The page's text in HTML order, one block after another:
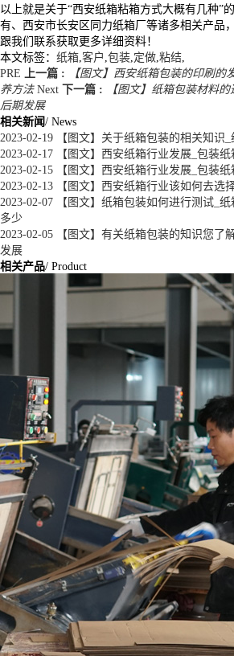
以上就是关于“西安纸箱粘箱方式大概有几种”
有、西安市长安区同力纸箱厂等诸多相关产品
跟我们联系获取更多详细资料！
本文标签： 纸箱 客户 包装 定做 粘结
PRE
上一篇 :
【图文】西安纸箱包装的印刷的
养方法 Next 下一篇 :
【图文】纸箱包装材料
后期发展
相关新闻/ News
2023-02-19 【图文】关于纸箱包装的相关知识
2023-02-17 【图文】西安纸箱行业发展_包装
2023-02-15 【图文】西安纸箱行业发展_包装
2023-02-13 【图文】西安纸箱行业该如何去选
2023-02-07 【图文】纸箱包装如何进行测试_
多少
2023-02-05 【图文】有关纸箱包装的知识您了
发展
相关产品/ Product